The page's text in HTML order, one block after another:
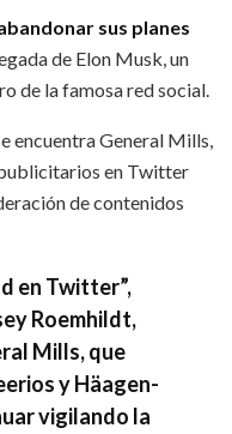
sus planes
de Elon Musk, un
de la famosa red social.
encuentra General Mills,
en Twitter
de contenidos
en Twitter”,
Roemhildt,
Mills, que
y Häagen-
vigilando la